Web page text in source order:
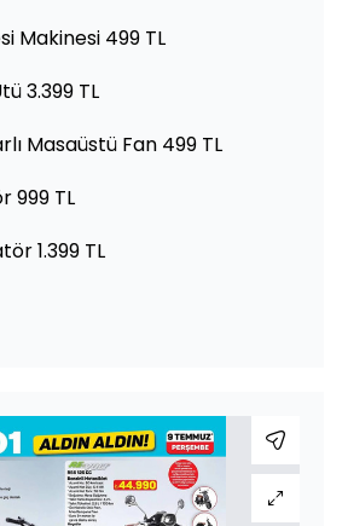
Makinesi 499 TL
3.399 TL
Masaüstü Fan 499 TL
999 TL
1.399 TL